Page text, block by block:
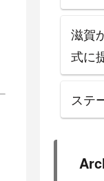
滋賀
式に
ステ